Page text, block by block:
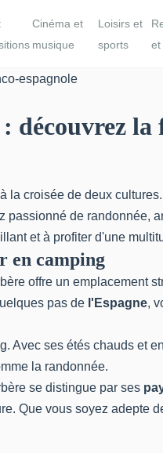
Cinéma et
musique
Loisirs et
sports
et
découvrez
la croisée de deux
de
et à profiter d'une
en camping
offre un emplacement
pas de l'Espagne,
Avec ses étés chauds et
la randonnée.
se distingue par ses
Que vous soyez